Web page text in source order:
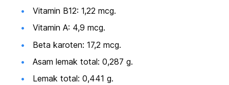
Vitamin B12: 1,22 mcg.
Vitamin A: 4,9 mcg.
Beta karoten: 17,2 mcg.
Asam lemak total: 0,287 g.
Lemak total: 0,441 g.